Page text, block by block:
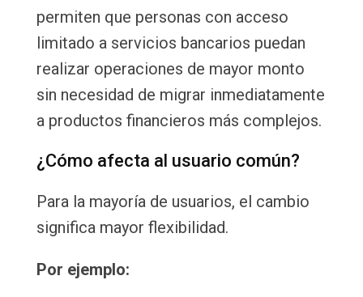
permiten que personas con acceso
limitado a servicios bancarios puedan
realizar operaciones de mayor monto
sin necesidad de migrar inmediatamente
a productos financieros más complejos.
¿Cómo afecta al usuario común?
Para la mayoría de usuarios, el cambio
significa mayor flexibilidad.
Por ejemplo: